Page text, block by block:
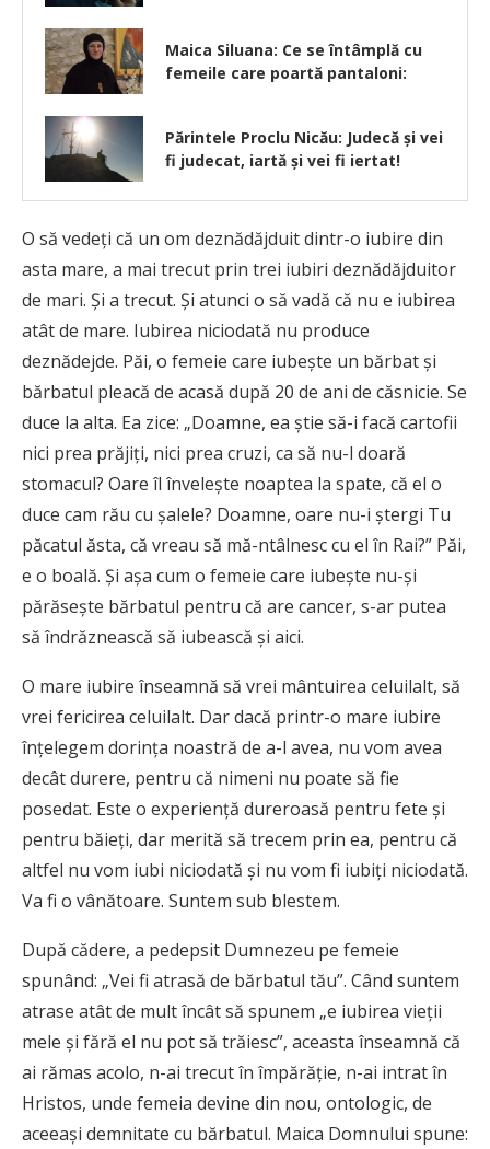
Maica Siluana: Ce se întâmplă cu
femeile care poartă pantaloni:
Părintele Proclu Nicău: Judecă și vei
fi judecat, iartă și vei fi iertat!
O să vedeţi că un om deznădăjduit dintr-o iubire din
asta mare, a mai trecut prin trei iubiri deznădăjduitor
de mari. Şi a trecut. Şi atunci o să vadă că nu e iubirea
atât de mare. Iubirea niciodată nu produce
deznădejde. Păi, o femeie care iubeşte un bărbat şi
bărbatul pleacă de acasă după 20 de ani de căsnicie. Se
duce la alta. Ea zice: „Doamne, ea ştie să-i facă cartofii
nici prea prăjiţi, nici prea cruzi, ca să nu-l doară
stomacul? Oare îl înveleşte noaptea la spate, că el o
duce cam rău cu şalele? Doamne, oare nu-i ştergi Tu
păcatul ăsta, că vreau să mă-ntâlnesc cu el în Rai?” Păi,
e o boală. Şi aşa cum o femeie care iubeşte nu-şi
părăseşte bărbatul pentru că are cancer, s-ar putea
să îndrăznească să iubească şi aici.
O mare iubire înseamnă să vrei mântuirea celuilalt, să
vrei fericirea celuilalt. Dar dacă printr-o mare iubire
înţelegem dorinţa noastră de a-l avea, nu vom avea
decât durere, pentru că nimeni nu poate să fie
posedat. Este o experienţă dureroasă pentru fete şi
pentru băieţi, dar merită să trecem prin ea, pentru că
altfel nu vom iubi niciodată şi nu vom fi iubiţi niciodată.
Va fi o vânătoare. Suntem sub blestem.
După cădere, a pedepsit Dumnezeu pe femeie
spunând: „Vei fi atrasă de bărbatul tău”. Când suntem
atrase atât de mult încât să spunem „e iubirea vieţii
mele şi fără el nu pot să trăiesc”, aceasta înseamnă că
ai rămas acolo, n-ai trecut în împărăţie, n-ai intrat în
Hristos, unde femeia devine din nou, ontologic, de
aceeaşi demnitate cu bărbatul. Maica Domnului spune: